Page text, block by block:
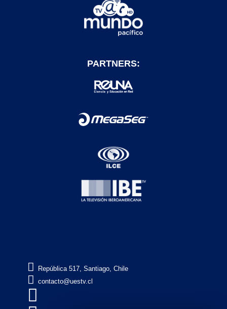
PARTNERS:
 República 517, Santiago, Chile
 contacto@uestv.cl
